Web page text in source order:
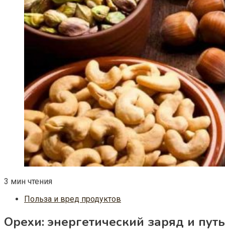
3 мин чтения
Польза и вред продуктов
Орехи: энергетический заряд и